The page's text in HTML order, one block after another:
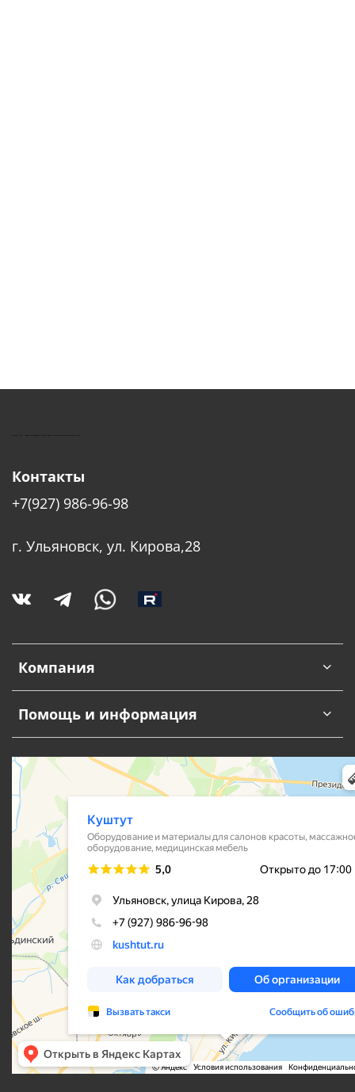
КУШТУТ - ОБОРУДОВАНИЕ ДЛЯ САЛОНОВ КРАСОТЫ
Компания
Помощь и информация
Контакты
+7(927) 986-96-98
г. Ульяновск, ул. Кирова,28